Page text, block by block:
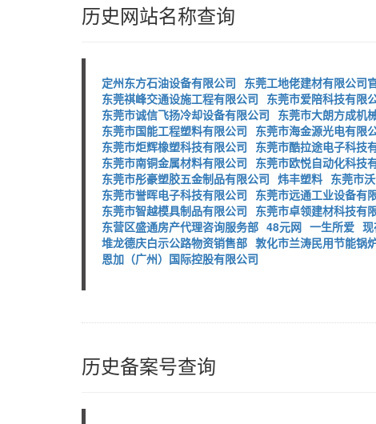
历史网站名称查询
定州东方石油设备有限公司 东莞工地佬建材有限公司
东莞祺峰交通设施工程有限公司 东莞市爱陪科技有限
东莞市诚信飞扬冷却设备有限公司 东莞市大朗方成机
东莞市国能工程塑料有限公司 东莞市海金源光电有限
东莞市炬辉橡塑科技有限公司 东莞市酷拉途电子科技
东莞市南铜金属材料有限公司 东莞市欧悦自动化科技
东莞市彤豪塑胶五金制品有限公司 炜丰塑料 东莞市
东莞市誉晖电子科技有限公司 东莞市远通工业设备有
东莞市智越模具制品有限公司 东莞市卓领建材科技有
东营区盛通房产代理咨询服务部 48元网 一生所爱
堆龙德庆白示公路物资销售部 敦化市兰涛民用节能锅
恩加（广州）国际控股有限公司
历史备案号查询